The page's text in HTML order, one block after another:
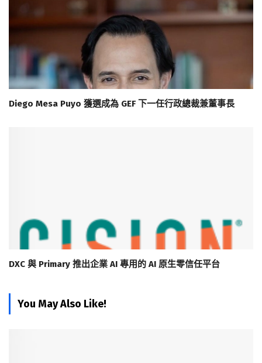
Diego Mesa Puyo 獲選成為 GEF 下一任行政總裁兼董事長
DXC 與 Primary 推出企業 AI 專用的 AI 原生零信任平台
You May Also Like!